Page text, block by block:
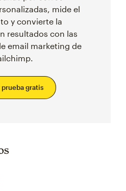
mide el
y convierte la
resultados con las
email marketing de
prueba gratis